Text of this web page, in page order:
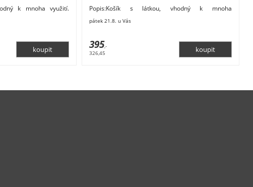
k mnoha využití.
Popis:Košík s látkou, vhodný k mnoha
proutí,
pátek 21.8. u Vás
395,-
326,45